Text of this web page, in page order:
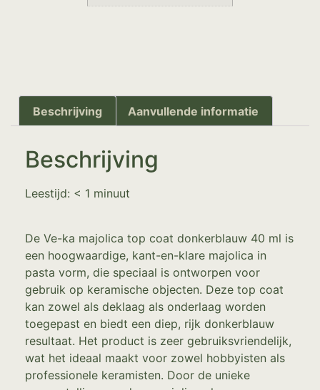
Beschrijving Aanvullende informatie
Beschrijving
Leestijd: < 1 minuut
De Ve-ka majolica top coat donkerblauw 40 ml is
een hoogwaardige, kant-en-klare majolica in
pasta vorm, die speciaal is ontworpen voor
gebruik op keramische objecten. Deze top coat
kan zowel als deklaag als onderlaag worden
toegepast en biedt een diep, rijk donkerblauw
resultaat. Het product is zeer gebruiksvriendelijk,
wat het ideaal maakt voor zowel hobbyisten als
professionele keramisten. Door de unieke